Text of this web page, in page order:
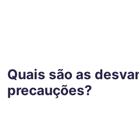
Quais são as
precauções?